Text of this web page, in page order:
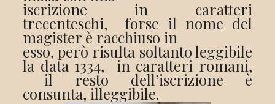
iscrizione in caratteri
trecenteschi, forse il nome del
magister è racchiuso in
esso, però risulta soltanto leggibile
la data 1334, in caratteri romani,
il resto dell’iscrizione è
consunta, illeggibile.